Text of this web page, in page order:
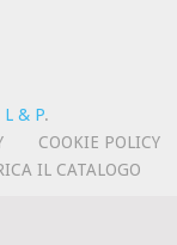
L & P.
COOKIE POLICY
IL CATALOGO